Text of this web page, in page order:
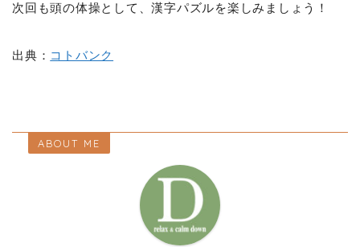
次回も頭の体操として、漢字パズルを楽しみましょう！
出典： コトバンク
ABOUT ME